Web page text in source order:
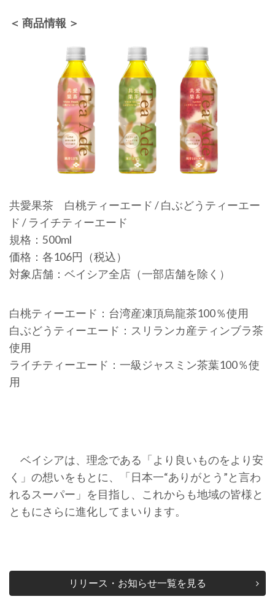
＜ 商品情報 ＞
共愛果茶 白桃ティーエード / 白ぶどうティーエー
ド / ライチティーエード
規格：500ml
価格：各106円（税込）
対象店舗：ベイシア全店（一部店舗を除く）
白桃ティーエード：台湾産凍頂烏龍茶100％使用
白ぶどうティーエード：スリランカ産ティンブラ茶
使用
ライチティーエード：一級ジャスミン茶葉100％使
用
ベイシアは、理念である「より良いものをより安
く」の想いをもとに、「日本一“ありがとう”と言わ
れるスーパー」を目指し、これからも地域の皆様と
ともにさらに進化してまいります。
リリース・お知らせ一覧を見る